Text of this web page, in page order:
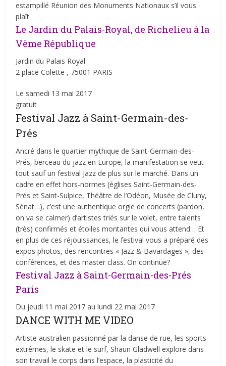
estampillé Réunion des Monuments Nationaux s’il vous
plaît.
Le Jardin du Palais-Royal, de Richelieu à la
Vème République
Jardin du Palais Royal
2 place Colette , 75001 PARIS
Le samedi 13 mai 2017
gratuit
Festival Jazz à Saint-Germain-des-
Prés
Ancré dans le quartier mythique de Saint-Germain-des-
Prés, berceau du jazz en Europe, la manifestation se veut
tout sauf un festival Jazz de plus sur le marché. Dans un
cadre en effet hors-normes (églises Saint-Germain-des-
Prés et Saint-Sulpice, Théâtre de l’Odéon, Musée de Cluny,
Sénat…), c’est une authentique orgie de concerts (pardon,
on va se calmer) d’artistes triés sur le volet, entre talents
(très) confirmés et étoiles montantes qui vous attend… Et
en plus de ces réjouissances, le festival vous a préparé des
expos photos, des rencontres « Jazz & Bavardages », des
conférences, et des master class. On continue?
Festival Jazz à Saint-Germain-des-Prés
Paris
Du jeudi 11 mai 2017 au lundi 22 mai 2017
DANCE WITH ME VIDEO
Artiste australien passionné par la danse de rue, les sports
extrêmes, le skate et le surf, Shaun Gladwell explore dans
son travail le corps dans l’espace, la plasticité du